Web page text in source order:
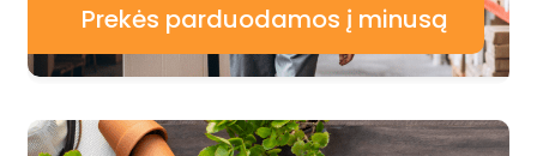
Prekės parduodamos į minusą